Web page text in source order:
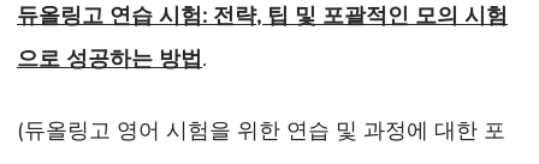
듀올링고 연습 시험: 전략, 팁 및 포괄적인 모의 시험
으로 성공하는 방법.
(듀올링고 영어 시험을 위한 연습 및 과정에 대한 포